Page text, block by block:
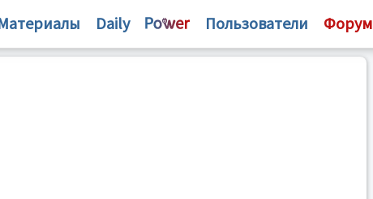
Daily Пользователи Форум